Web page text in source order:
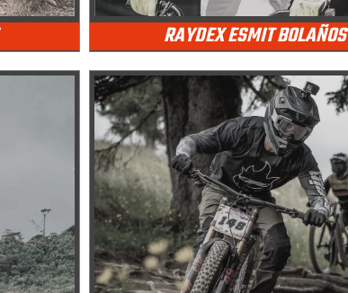
RAYDEX ESMIT BOLAÑOS